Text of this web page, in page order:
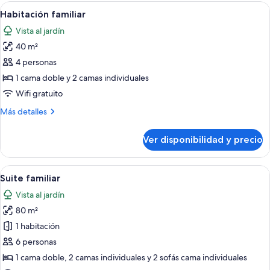
Ver
todas
las
fotos
de
Habitación
familiar
Habitación de hotel con una cama
5
Habitación familiar
Vista al jardín
40 m²
4 personas
1 cama doble y 2 camas individuales
Wifi gratuito
Más detalles
Más
familiar
Ver disponibilidad y precio
Ver
todas
las
fotos
de
Suite
familiar
Un salón espacioso con un sofá, un
4
Suite familiar
Vista al jardín
80 m²
1 habitación
6 personas
1 cama doble, 2 camas individuales y 2 sofás cama individuales